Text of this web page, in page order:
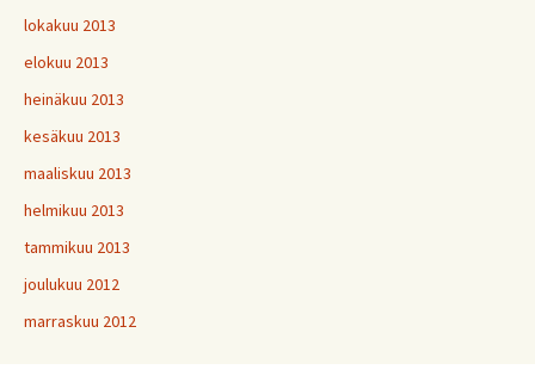
lokakuu 2013
elokuu 2013
heinäkuu 2013
kesäkuu 2013
maaliskuu 2013
helmikuu 2013
tammikuu 2013
joulukuu 2012
marraskuu 2012